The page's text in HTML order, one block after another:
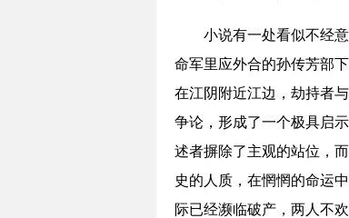
小说有一处看似不经
命军里应外合的孙传芳部
在江阴附近江边，劫持者
争论，形成了一个极具启
述者摒除了主观的站位，
史的人质，在惘惘的命运
际已经濒临破产，两人不